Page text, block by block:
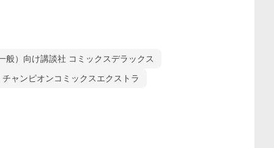
般）向け講談社 コミックスデラックス
ャンピオンコミックスエクストラ